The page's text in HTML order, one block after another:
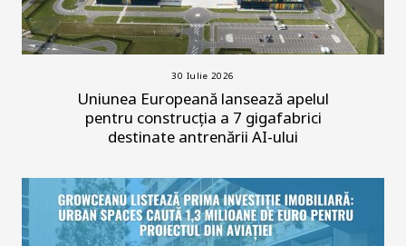
30 Iulie 2026
Uniunea Europeană lansează apelul
pentru construcția a 7 gigafabrici
destinate antrenării AI-ului